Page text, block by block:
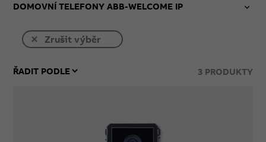
DOMOVNÍ TELEFONY ABB-WELCOME IP
Zrušit výběr
3PRODUKTY